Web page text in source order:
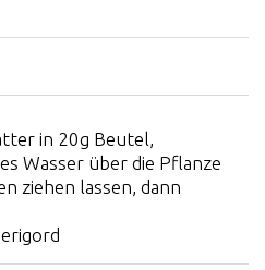
in 20g Beutel,
Wasser über die Pflanze
ziehen lassen, dann